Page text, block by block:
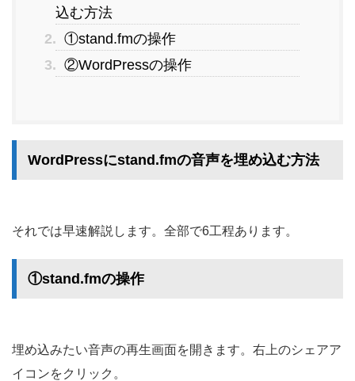
込む方法
2. ①stand.fmの操作
3. ②WordPressの操作
WordPressにstand.fmの音声を埋め込む方法
それでは早速解説します。全部で6工程あります。
①stand.fmの操作
埋め込みたい音声の再生画面を開きます。右上のシェアア
イコンをクリック。